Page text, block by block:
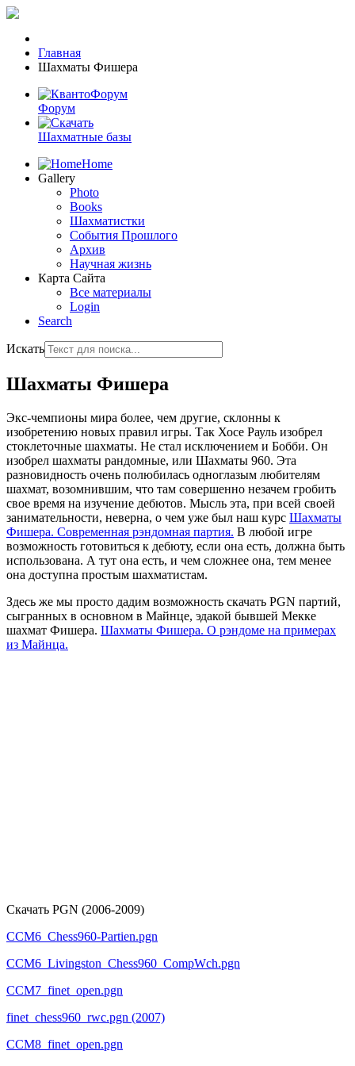
Главная
Шахматы Фишера
Форум
Шахматные базы
Home
Gallery
Photo
Books
Шахматистки
События Прошлого
Архив
Научная жизнь
Карта Сайта
Все материалы
Login
Search
Искать
Шахматы Фишера
Экс-чемпионы мира более, чем другие, склонны к
изобретению новых правил игры. Так Хосе Рауль изобрел
стоклеточные шахматы. Не стал исключением и Бобби. Он
изобрел шахматы рандомные, или Шахматы 960. Эта
разновидность очень полюбилась одноглазым любителям
шахмат, возомнившим, что там совершенно незачем гробить
свое время на изучение дебютов. Мысль эта, при всей своей
занимательности, неверна, о чем уже был наш курс Шахматы
Фишера. Современная рэндомная партия. В любой игре
возможность готовиться к дебюту, если она есть, должна быть
использована. А тут она есть, и чем сложнее она, тем менее
она доступна простым шахматистам.
Здесь же мы просто дадим возможность скачать PGN партий,
сыгранных в основном в Майнце, эдакой бывшей Мекке
шахмат Фишера. Шахматы Фишера. О рэндоме на примерах
из Майнца.
Скачать PGN (2006-2009)
CCM6_Chess960-Partien.pgn
CCM6_Livingston_Chess960_CompWch.pgn
CCM7_finet_open.pgn
finet_chess960_rwc.pgn (2007)
CCM8_finet_open.pgn